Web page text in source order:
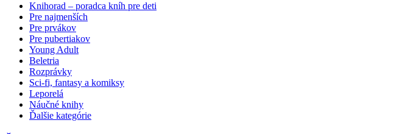
Knihorad – poradca kníh pre deti
Pre najmenších
Pre prvákov
Pre pubertiakov
Young Adult
Beletria
Rozprávky
Sci-fi, fantasy a komiksy
Leporelá
Náučné knihy
Ďalšie kategórie